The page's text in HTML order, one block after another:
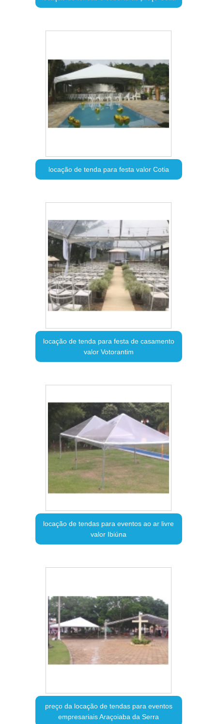
locação de tenda para festa valor Cotia
locação de tenda para festa de casamento
valor Votorantim
locação de tendas para eventos ao ar livre
valor Ibiúna
preço da locação de tendas para eventos
empresariais Araçoiaba da Serra